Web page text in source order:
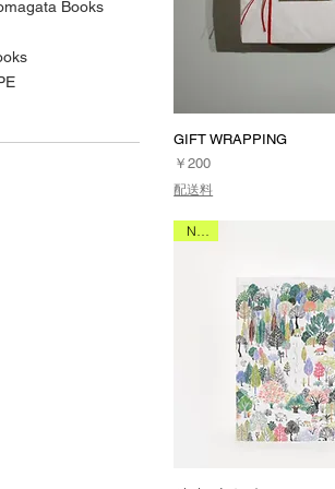
Books
GIFT WRAPPING
価格
￥200
配送料